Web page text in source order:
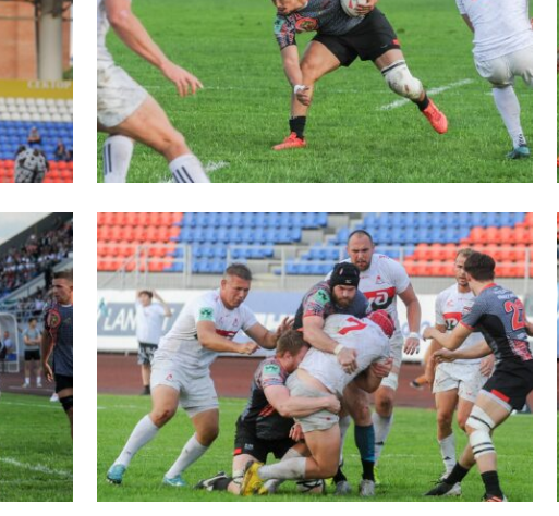
Первенство России U17
Всероссийские соревнования U16
Всероссийские соревнования U15
ДРУГОЕ
Проект сводного календаря ФРР 2026
Чемпионат России по пляжному регби.
Правила регби
Антикоррупционная политика